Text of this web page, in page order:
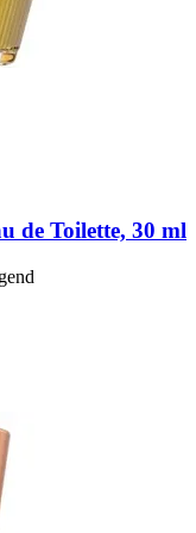
de Toilette, 30 ml